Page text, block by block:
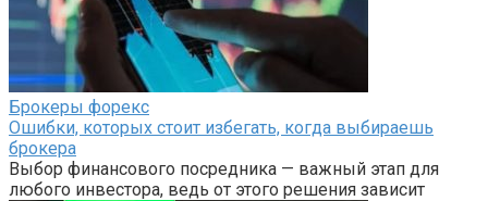
Брокеры форекс
Ошибки, которых стоит избегать, когда выбираешь
брокера
Выбор финансового посредника — важный этап для
любого инвестора, ведь от этого решения зависит